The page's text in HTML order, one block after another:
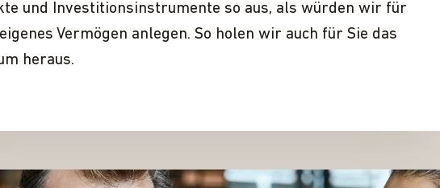
und Investitionsinstrumente so aus, als würden wir für
Vermögen anlegen. So holen wir auch für Sie das
heraus.